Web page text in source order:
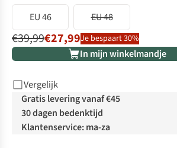
EU 46 EU 48
€39,99€27,99Je bespaart 30%
In mijn winkelmandje
Vergelijk
Gratis levering vanaf €45
30 dagen bedenktijd
Klantenservice: ma-za